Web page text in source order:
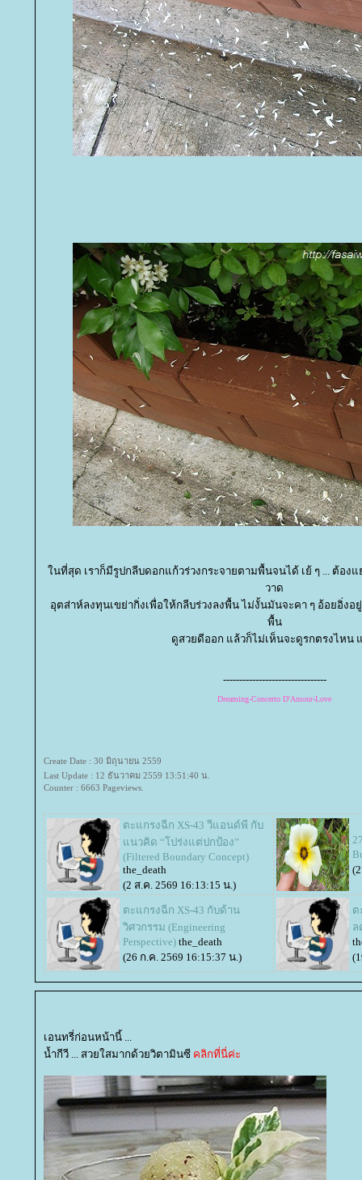
นที่สุด เราก็มีรูปกลีบดอกแก้วร่วงกระจายตามพื้นจนได้ เย้ ๆ ... ต้อง
วาด
อุตส่าห์ลงทุนเขย่ากิ่งเพื่อให้กลีบร่วงลงพื้น ไม่งั้นมันจะคา ๆ อ้อยอิ่งอ
พื้น
ดูสวยดีออก แล้วก็ไม่เห็นจะดูรกตรงไหน
--------------------------------
Dreaming-Concerto D'Amour-Love
Create Date : 30 มิถุนายน 2559
Last Update : 12 ธันวาคม 2559 13:51:40 น.
Counter : 6663 Pageviews.
ตะแกรงฉีก XS-43 วีแอนด์พี กับ
นวคิด “โปร่งแต่ปกป้อง”
(Filtered Boundary Concept)
the_death
(2 ส.ค. 2569 16:13:15 น.)
ตะแกรงฉีก XS-43 กับด้าน
วิศวกรรม (Engineering
Perspective) the_death
(26 ก.ค. 2569 16:15:37 น.)
ต
ล
เอนทรี่ก่อนหน้านี้ ...
น้ำกีวี ... สวยใสมากด้วยวิตามินซี คลิกที่นี่ค่ะ